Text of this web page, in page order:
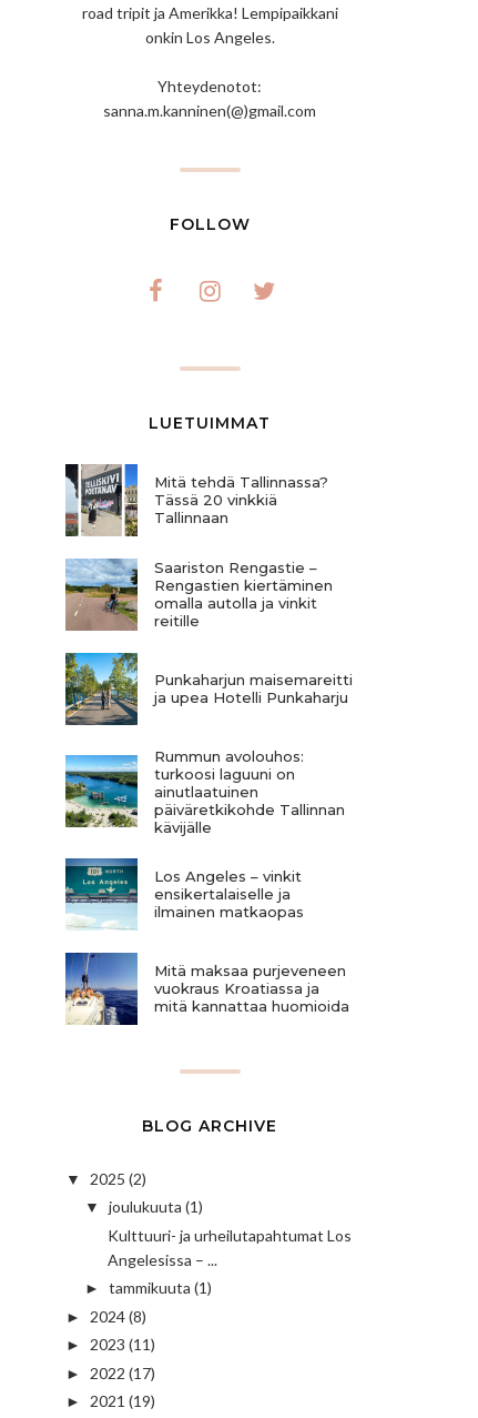
road tripit ja Amerikka! Lempipaikkani
onkin Los Angeles.
Yhteydenotot:
sanna.m.kanninen(@)gmail.com
FOLLOW
LUETUIMMAT
Mitä tehdä Tallinnassa?
Tässä 20 vinkkiä
Tallinnaan
Saariston Rengastie –
Rengastien kiertäminen
omalla autolla ja vinkit
reitille
Punkaharjun maisemareitti
ja upea Hotelli Punkaharju
Rummun avolouhos:
turkoosi laguuni on
ainutlaatuinen
päiväretkikohde Tallinnan
kävijälle
Los Angeles – vinkit
ensikertalaiselle ja
ilmainen matkaopas
Mitä maksaa purjeveneen
vuokraus Kroatiassa ja
mitä kannattaa huomioida
BLOG ARCHIVE
▼ 2025 (2)
▼ joulukuuta (1)
Kulttuuri- ja urheilutapahtumat Los
Angelesissa – ...
► tammikuuta (1)
► 2024(8)
► 2023 (11)
► 2022 (17)
► 2021 (19)